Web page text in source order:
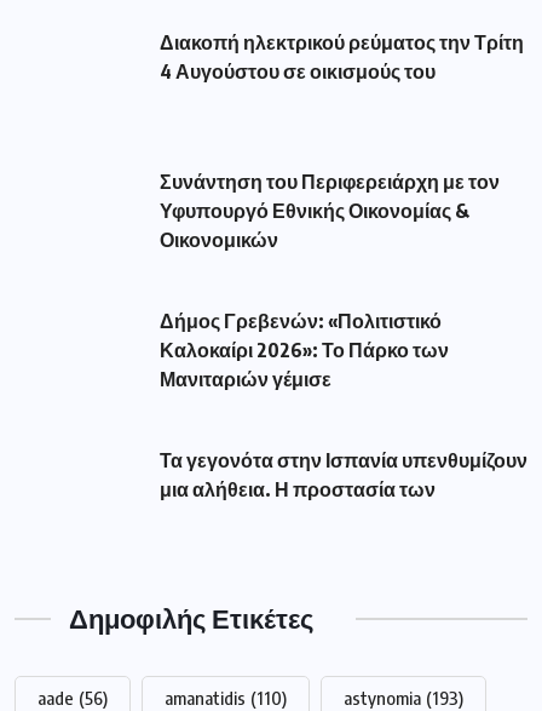
Διακοπή ηλεκτρικού ρεύματος την Τρίτη
4 Αυγούστου σε οικισμούς του
Συνάντηση του Περιφερειάρχη με τον
Υφυπουργό Εθνικής Οικονομίας &
Οικονομικών
Δήμος Γρεβενών: «Πολιτιστικό
Καλοκαίρι 2026»: Το Πάρκο των
Μανιταριών γέμισε
Τα γεγονότα στην Ισπανία υπενθυμίζουν
μια αλήθεια. Η προστασία των
Δημοφιλής Ετικέτες
aade (56) amanatidis (110) astynomia (193)